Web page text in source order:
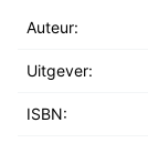
Auteur:
Uitgever:
ISBN: